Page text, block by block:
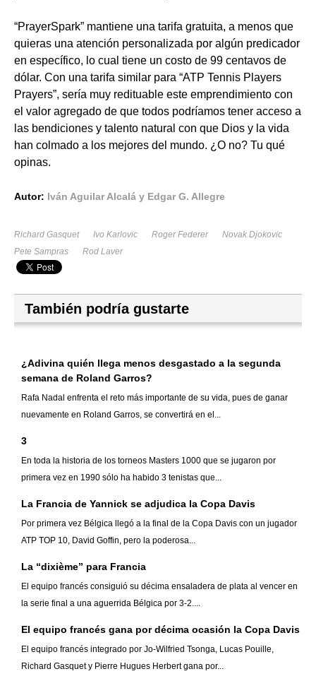
“PrayerSpark” mantiene una tarifa gratuita, a menos que
quieras una atención personalizada por algún predicador
en específico, lo cual tiene un costo de 99 centavos de
dólar. Con una tarifa similar para “ATP Tennis Players
Prayers”, sería muy redituable este emprendimiento con
el valor agregado de que todos podríamos tener acceso a
las bendiciones y talento natural con que Dios y la vida
han colmado a los mejores del mundo. ¿O no? Tu qué
opinas.
Autor: Iván Aguilar Alcalá y Edgar G. Allegre
Richard Gasquet Ivo Karlovic Roger Federer
Novak Djokovic
Pete Sampras
Rod Laver
También podría gustarte
¿Adivina quién llega menos desgastado a la segunda
semana de Roland Garros?
Rafa Nadal enfrenta el reto más importante de su vida, pues de ganar
nuevamente en Roland Garros, se convertirá en el...
3
En toda la historia de los torneos Masters 1000 que se jugaron por
primera vez en 1990 sólo ha habido 3 tenistas que...
La Francia de Yannick se adjudica la Copa Davis
Por primera vez Bélgica llegó a la final de la Copa Davis con un jugador
ATP TOP 10, David Goffin, pero la poderosa...
La “dixième” para Francia
El equipo francés consiguió su décima ensaladera de plata al vencer en
la serie final a una aguerrida Bélgica por 3-2....
El equipo francés gana por décima ocasión la Copa Davis
El equipo francés integrado por Jo-Wilfried Tsonga, Lucas Pouille,
Richard Gasquet y Pierre Hugues Herbert gana por...